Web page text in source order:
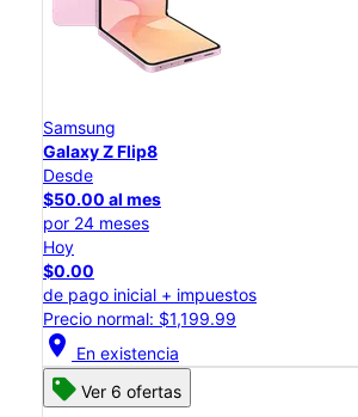
Samsung
Galaxy Z Flip8
Desde
$50.00 al mes
por 24 meses
Hoy
$0.00
de pago inicial + impuestos
Precio normal: $1,199.99
location_on En existencia
Ver 6 ofertas